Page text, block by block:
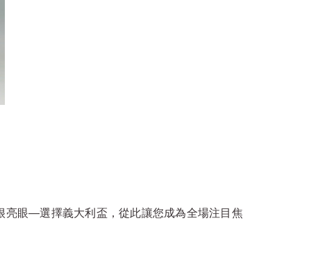
亮眼—選擇義大利盃，從此讓您成為全場注目焦